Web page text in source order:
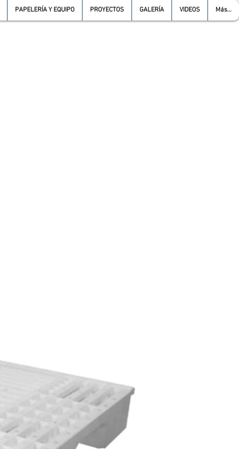
PAPELERÍA Y EQUIPO PROYECTOS GALERÍA VIDEOS Más...